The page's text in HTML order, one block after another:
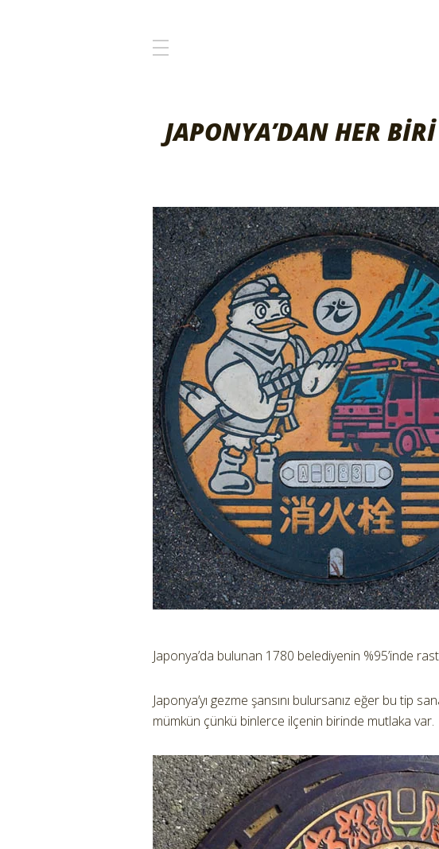
JAPONYA’DAN HER
Japonya’da bulunan 1780 belediyenin %95’inde
Japonya’yı gezme şansını bulursanız eğer bu tip
mümkün çünkü binlerce ilçenin birinde mutlaka var.